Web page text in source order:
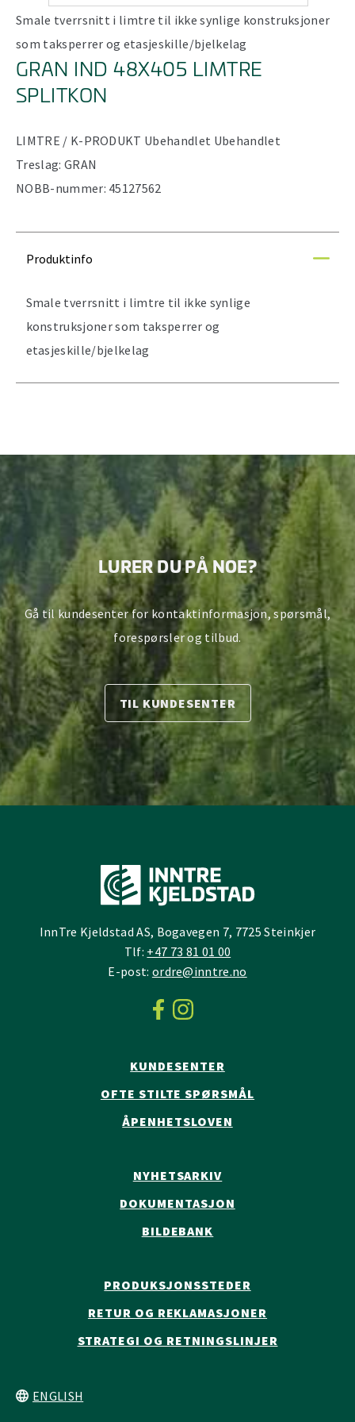
Smale tverrsnitt i limtre til ikke synlige konstruksjoner
som taksperrer og etasjeskille/bjelkelag
GRAN IND 48X405 LIMTRE
SPLITKON
LIMTRE / K-PRODUKT Ubehandlet Ubehandlet
Treslag: GRAN
NOBB-nummer: 45127562
Produktinfo
Smale tverrsnitt i limtre til ikke synlige
konstruksjoner som taksperrer og
etasjeskille/bjelkelag
LURER DU PÅ NOE?
Gå til kundesenter for kontaktinformasjon, spørsmål,
forespørsler og tilbud.
TIL KUNDESENTER
InnTre Kjeldstad AS, Bogavegen 7, 7725 Steinkjer
Tlf: +47 73 81 01 00
E-post: ordre@inntre.no
KUNDESENTER
OFTE STILTE SPØRSMÅL
ÅPENHETSLOVEN
NYHETSARKIV
DOKUMENTASJON
BILDEBANK
PRODUKSJONSSTEDER
RETUR OG REKLAMASJONER
STRATEGI OG RETNINGSLINJER
ENGLISH